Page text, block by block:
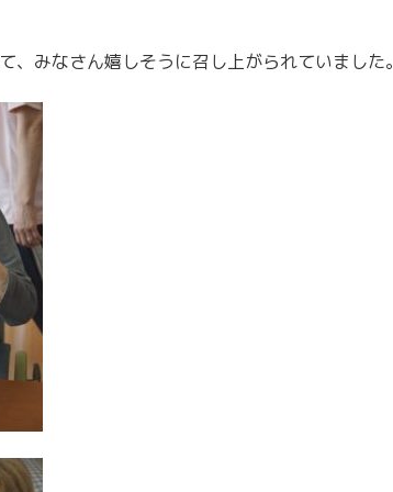
、みなさん嬉しそうに召し上がられていました。